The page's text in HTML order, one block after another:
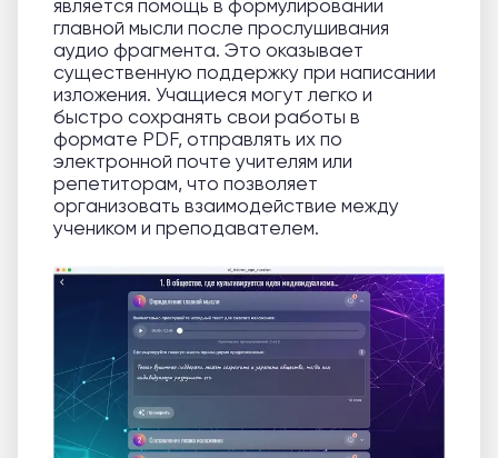
является помощь в формулировании
главной мысли после прослушивания
аудио фрагмента. Это оказывает
существенную поддержку при написании
изложения. Учащиеся могут легко и
быстро сохранять свои работы в
формате PDF, отправлять их по
электронной почте учителям или
репетиторам, что позволяет
организовать взаимодействие между
учеником и преподавателем.